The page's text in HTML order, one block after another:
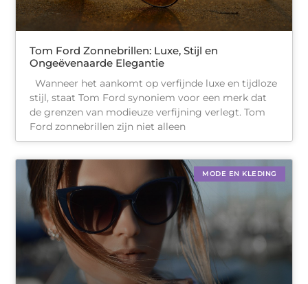
Tom Ford Zonnebrillen: Luxe, Stijl en
Ongeëvenaarde Elegantie
Wanneer het aankomt op verfijnde luxe en tijdloze
stijl, staat Tom Ford synoniem voor een merk dat
de grenzen van modieuze verfijning verlegt. Tom
Ford zonnebrillen zijn niet alleen
MODE EN KLEDING